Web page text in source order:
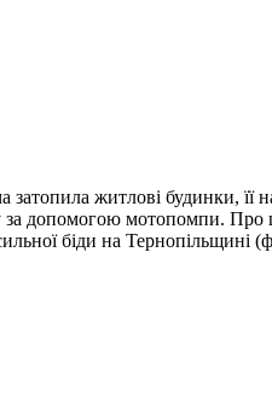
житлові будинки, її
допомогою мотопомпи.
біди на